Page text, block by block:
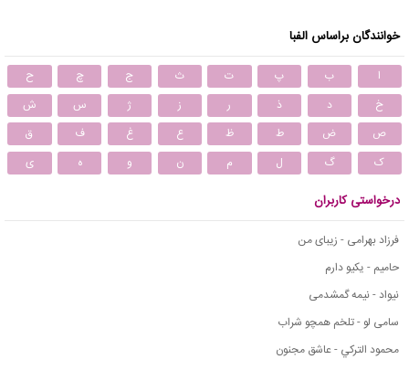
خوانندگان براساس الفبا
ا ب پ ت ث ج چ
ح
خ
د ذ ر ز ژ س
ش
ص
ض ط ظ ع غ ف
ق
ک
گ ل م ن و ه ی
درخواستی کاربران
فرزاد بهرامی - زیبای من
حامیم - یکیو دارم
نیواد - نیمه گمشدمی
سامی لو - تلخم همچو شراب
محمود التركي - عاشق مجنون